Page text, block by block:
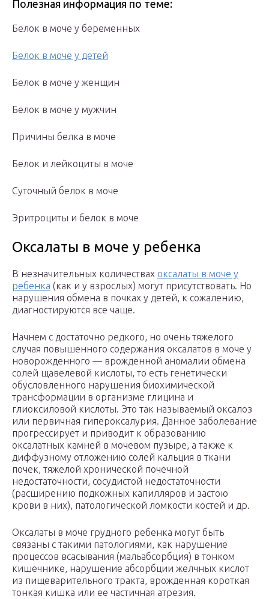
Полезная информация по теме:
Белок в моче у беременных
Белок в моче у детей
Белок в моче у женщин
Белок в моче у мужчин
Причины белка в моче
Белок и лейкоциты в моче
Суточный белок в моче
Эритроциты и белок в моче
Оксалаты в моче у ребенка
В незначительных количествах оксалаты в моче у
ребенка (как и у взрослых) могут присутствовать. Но
нарушения обмена в почках у детей, к сожалению,
диагностируются все чаще.
Начнем с достаточно редкого, но очень тяжелого
случая повышенного содержания оксалатов в моче у
новорожденного — врожденной аномалии обмена
солей щавелевой кислоты, то есть генетически
обусловленного нарушения биохимической
трансформации в организме глицина и
глиоксиловой кислоты. Это так называемый оксалоз
или первичная гипероксалурия. Данное заболевание
прогрессирует и приводит к образованию
оксалатных камней в мочевом пузыре, а также к
диффузному отложению солей кальция в ткани
почек, тяжелой хронической почечной
недостаточности, сосудистой недостаточности
(расширению подкожных капилляров и застою
крови в них), патологической ломкости костей и др.
Оксалаты в моче грудного ребенка могут быть
связаны с такими патологиями, как нарушение
процессов всасывания (мальабсорбция) в тонком
кишечнике, нарушение абсорбции желчных кислот
из пищеварительного тракта, врожденная короткая
тонкая кишка или ее частичная атрезия.